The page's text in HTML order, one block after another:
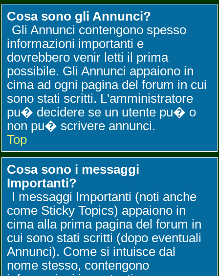
Cosa sono gli Annunci?
Gli Annunci contengono spesso
informazioni importanti e
dovrebbero venir letti il prima
possibile. Gli Annunci appaiono in
cima ad ogni pagina del forum in cui
sono stati scritti. L'amministratore
pu� decidere se un utente pu� o
non pu� scrivere annunci.
Top
Cosa sono i messaggi
Importanti?
I messaggi Importanti (noti anche
come Sticky Topics) appaiono in
cima alla prima pagina del forum in
cui sono stati scritti (dopo eventuali
Annunci). Come si intuisce dal
nome stesso, contengono